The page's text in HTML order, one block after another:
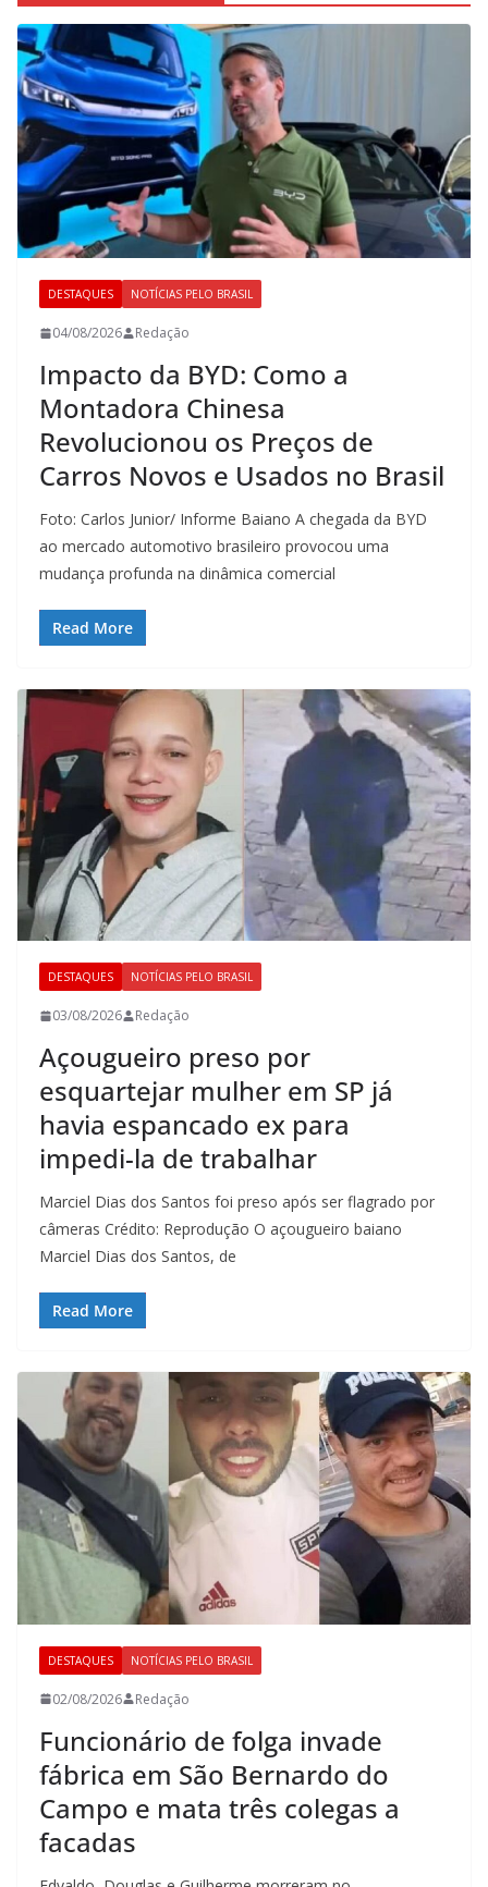
DESTAQUES NOTÍCIAS PELO BRASIL
04/08/2026 Redação
Impacto da BYD: Como a
Montadora Chinesa
Revolucionou os Preços de
Carros Novos e Usados no Brasil
Foto: Carlos Junior/ Informe Baiano A chegada da BYD
ao mercado automotivo brasileiro provocou uma
mudança profunda na dinâmica comercial
Read More
DESTAQUES NOTÍCIAS PELO BRASIL
03/08/2026 Redação
Açougueiro preso por
esquartejar mulher em SP já
havia espancado ex para
impedi-la de trabalhar
Marciel Dias dos Santos foi preso após ser flagrado por
câmeras Crédito: Reprodução O açougueiro baiano
Marciel Dias dos Santos, de
Read More
DESTAQUES NOTÍCIAS PELO BRASIL
02/08/2026 Redação
Funcionário de folga invade
fábrica em São Bernardo do
Campo e mata três colegas a
facadas